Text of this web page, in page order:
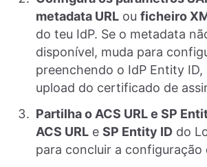
metadata URL ou ficheiro
do teu IdP. Se o metadata
disponível, muda para
preenchendo o IdP Entity ID,
upload do certificado de
Partilha o ACS URL e SP
ACS URL e SP Entity ID do
para concluir a configuração